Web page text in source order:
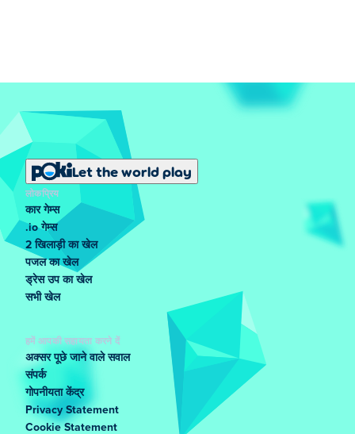
Let the world play
लोकप्रिय
कार गेम्स
.io गेम्स
2 खिलाड़ी का खेल
पजल का खेल
ड्रेस उप का खेल
सभी खेल
हमें आपकी सहायता करने दें
अक्सर पूछे जाने वाले सवाल
संपर्क
गोपनीयता केंद्र
Privacy Statement
Cookie Statement